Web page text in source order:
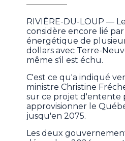
RIVIÈRE-DU-LOUP —
considère encore lié
énergétique de
dollars avec Terre-
même s'il est échu.
C'est ce qu'a indiqué
ministre Christine
sur ce projet d'entente
approvisionner le
jusqu'en 2075.
Les deux